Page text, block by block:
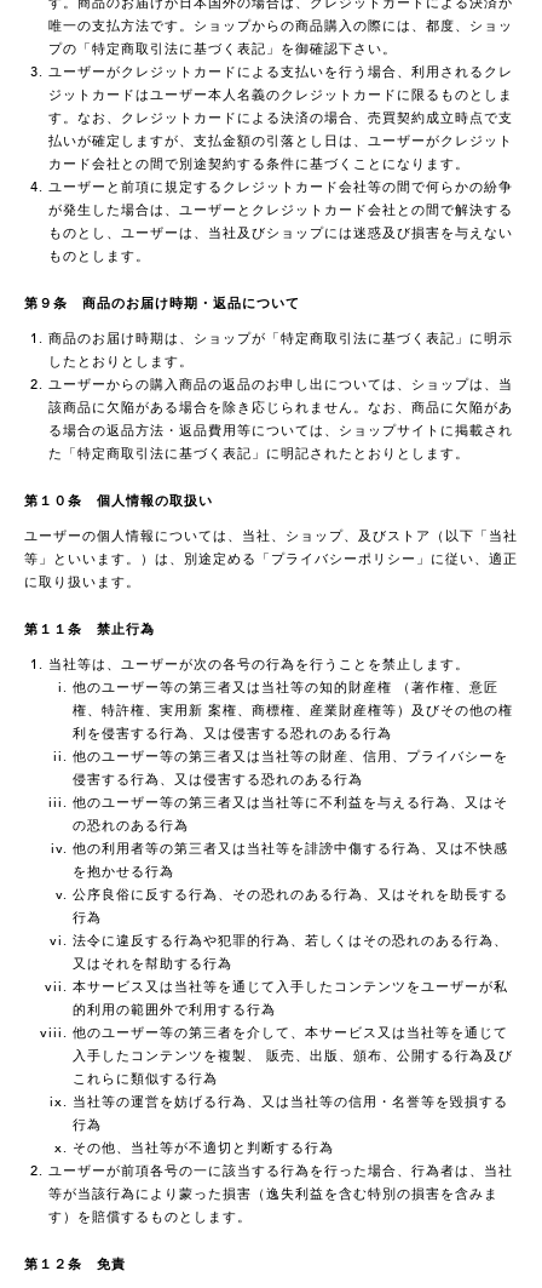
唯一の支払方法です。ショップからの商品購入の際には、都度、ショッ
プの「特定商取引法に基づく表記」を御確認下さい。
ユーザーがクレジットカードによる支払いを行う場合、利用されるクレ
ジットカードはユーザー本人名義のクレジットカードに限るものとしま
す。なお、クレジットカードによる決済の場合、売買契約成立時点で支
払いが確定しますが、支払金額の引落とし日は、ユーザーがクレジット
カード会社との間で別途契約する条件に基づくことになります。
ユーザーと前項に規定するクレジットカード会社等の間で何らかの紛争
が発生した場合は、ユーザーとクレジットカード会社との間で解決する
ものとし、ユーザーは、当社及びショップには迷惑及び損害を与えない
ものとします。
第９条 商品のお届け時期・返品について
商品のお届け時期は、ショップが「特定商取引法に基づく表記」に明示
したとおりとします。
ユーザーからの購入商品の返品のお申し出については、ショップは、当
該商品に欠陥がある場合を除き応じられません。なお、商品に欠陥があ
る場合の返品方法・返品費用等については、ショップサイトに掲載され
た「特定商取引法に基づく表記」に明記されたとおりとします。
第１０条 個人情報の取扱い
ユーザーの個人情報については、当社、ショップ、及びストア（以下「当社
等」といいます。）は、別途定める「プライバシーポリシー」に従い、適正
に取り扱います。
第１１条 禁止行為
当社等は、ユーザーが次の各号の行為を行うことを禁止します。
他のユーザー等の第三者又は当社等の知的財産権 （著作権、意匠
権、特許権、実用新 案権、商標権、産業財産権等）及びその他の権
利を侵害する行為、又は侵害する恐れのある行為
他のユーザー等の第三者又は当社等の財産、信用、プライバシーを
侵害する行為、又は侵害する恐れのある行為
他のユーザー等の第三者又は当社等に不利益を与える行為、又はそ
の恐れのある行為
他の利用者等の第三者又は当社等を誹謗中傷する行為、又は不快感
を抱かせる行為
公序良俗に反する行為、その恐れのある行為、又はそれを助長する
行為
法令に違反する行為や犯罪的行為、若しくはその恐れのある行為、
又はそれを幇助する行為
本サービス又は当社等を通じて入手したコンテンツをユーザーが私
的利用の範囲外で利用する行為
他のユーザー等の第三者を介して、本サービス又は当社等を通じて
入手したコンテンツを複製、 販売、出版、頒布、公開する行為及び
これらに類似する行為
当社等の運営を妨げる行為、又は当社等の信用・名誉等を毀損する
行為
その他、当社等が不適切と判断する行為
ユーザーが前項各号の一に該当する行為を行った場合、行為者は、当社
等が当該行為により蒙った損害（逸失利益を含む特別の損害を含みま
す）を賠償するものとします。
第１２条 免責